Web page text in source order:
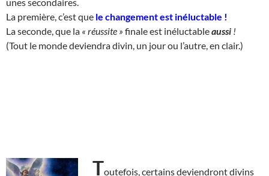
La première, c’est que le changement est inéluctable !
La seconde, que la « réussite » finale est inéluctableaussi !
(Tout le monde deviendra divin, un jour ou l’autre, en clair.)
Toutefois, certains deviendront divins